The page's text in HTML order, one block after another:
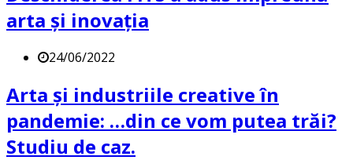
arta și inovația
24/06/2022
Arta şi industriile creative în
pandemie: …din ce vom putea trăi?
Studiu de caz.